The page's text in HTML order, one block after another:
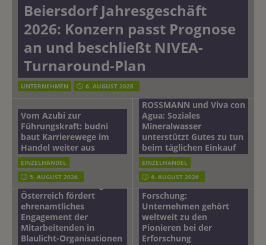
Beiersdorf Jahresgeschäft
2026: Konzern passt Prognose
an und beschließt NIVEA-
Turnaround-Plan
UNTERNEHMEN 6. AUGUST 2026
Vom Azubi zur
Führungskraft: budni
baut Karrierewege im
Handel weiter aus
EINZELHANDEL
5. AUGUST 2026
ROSSMANN und Viva con
Agua: Soziales
Mineralwasser
unterstützt Gutes zu tun
beim täglichen Einkauf
EINZELHANDEL
4. AUGUST 2026
mehr vom leben tag: dm
Österreich fördert
ehrenamtliches
Engagement der
Mitarbeitenden in
Blaulicht-Organisationen
Beiersdorf
Hautmikrobiom-
Forschung:
Unternehmen gehört
weltweit zu den
Pionieren bei der
Erforschung